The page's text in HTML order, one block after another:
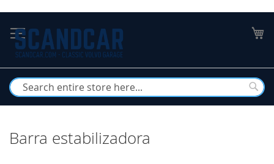
to
Content
Barra estabilizadora